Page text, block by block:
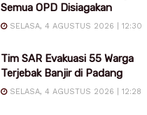
Semua OPD Disiagakan
SELASA, 4 AGUSTUS 2026 | 12:30
Tim SAR Evakuasi 55 Warga
Terjebak Banjir di Padang
SELASA, 4 AGUSTUS 2026 | 12:28